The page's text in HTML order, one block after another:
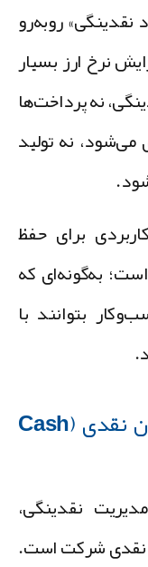
روبه‌رو
ارز بسیار
نه پرداخت‌ها
نه تولید
برای حفظ
به‌گونه‌ای که
بتوانند با
۱. تحلیل و پیش‌بینی جریان نقدی (Cash
نقدینگی،
شرکت است.